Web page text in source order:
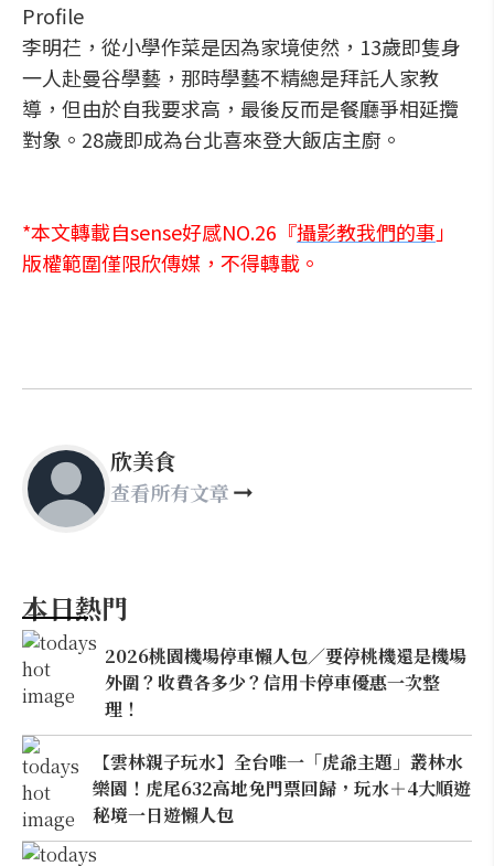
Profile
李明芢，從小學作菜是因為家境使然，13歲即隻身
一人赴曼谷學藝，那時學藝不精總是拜託人家教
導，但由於自我要求高，最後反而是餐廳爭相延攬
對象。28歲即成為台北喜來登大飯店主廚。
*本文轉載自sense好感NO.26『攝影教我們的事 」
版權範圍僅限欣傳媒，不得轉載。
欣美食
查看所有文章
本日熱門
2026桃園機場停車懶人包／要停桃機還是機場
外圍？收費各多少？信用卡停車優惠一次整
理！
【雲林親子玩水】全台唯一「虎爺主題」叢林水
樂園！虎尾632高地免門票回歸，玩水＋4大順遊
秘境一日遊懶人包